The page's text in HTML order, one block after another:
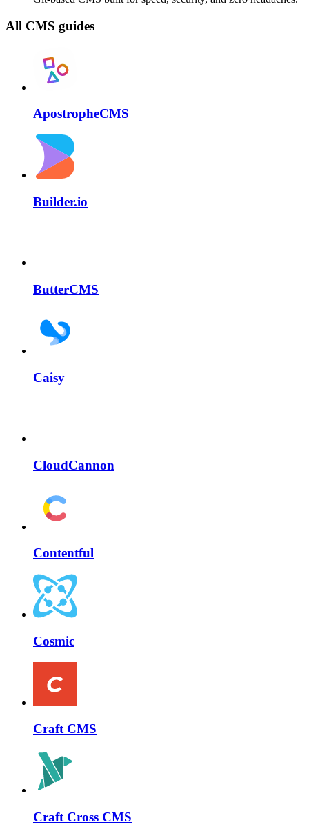
All CMS guides
ApostropheCMS
Builder.io
ButterCMS
Caisy
CloudCannon
Contentful
Cosmic
Craft CMS
Craft Cross CMS